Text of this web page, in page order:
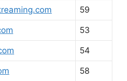
59
53
54
58